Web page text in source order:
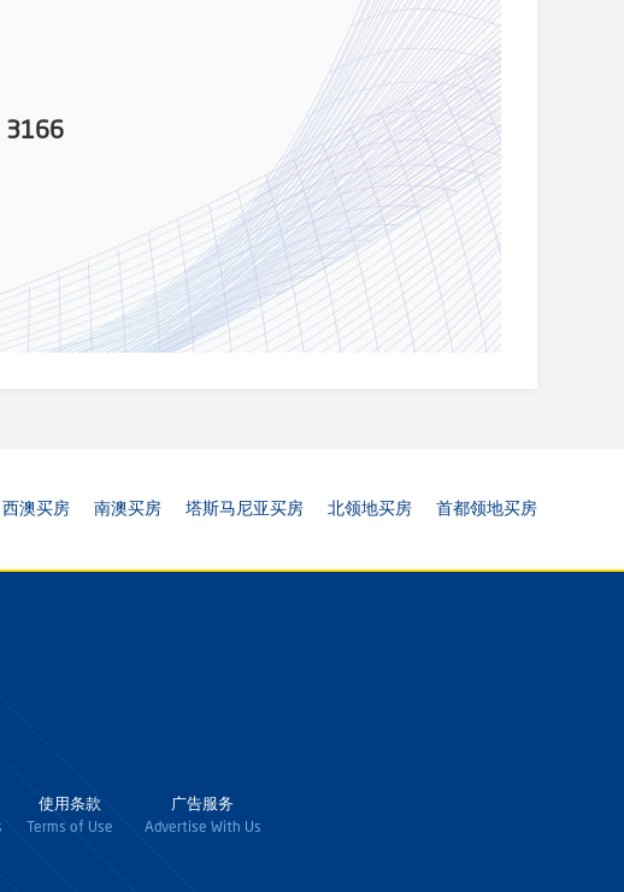
3166
西澳买房 南澳买房 塔斯马尼亚买房 北领地买房 首都领地买房
使用条款
Terms of Use
广告服务
Advertise With Us